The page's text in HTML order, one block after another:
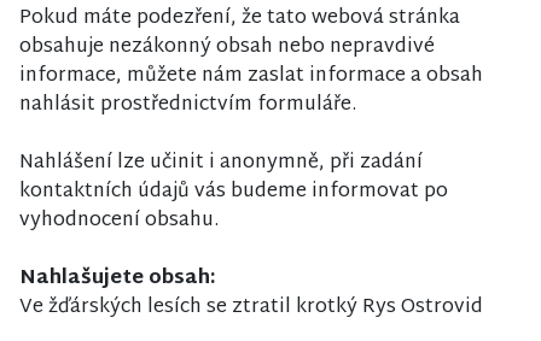
Pokud máte podezření, že tato webová stránka
obsahuje nezákonný obsah nebo nepravdivé
informace, můžete nám zaslat informace a obsah
nahlásit prostřednictvím formuláře.
Nahlášení lze učinit i anonymně, při zadání
kontaktních údajů vás budeme informovat po
vyhodnocení obsahu.
Nahlašujete obsah:
Ve žďárských lesích se ztratil krotký Rys Ostrovid